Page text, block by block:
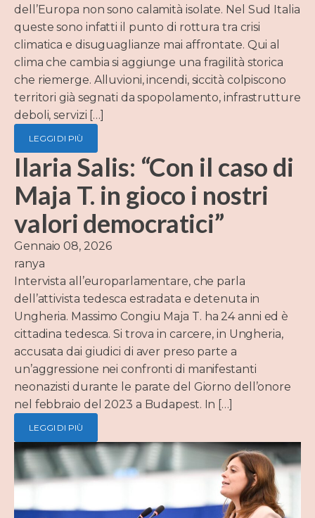
dell’Europa non sono calamità isolate. Nel Sud Italia
queste sono infatti il punto di rottura tra crisi
climatica e disuguaglianze mai affrontate. Qui al
clima che cambia si aggiunge una fragilità storica
che riemerge. Alluvioni, incendi, siccità colpiscono
territori già segnati da spopolamento, infrastrutture
deboli, servizi […]
LEGGI DI PIÙ
Ilaria Salis: “Con il caso di
Maja T. in gioco i nostri
valori democratici”
Gennaio 08, 2026
ranya
Intervista all’europarlamentare, che parla
dell’attivista tedesca estradata e detenuta in
Ungheria. Massimo Congiu Maja T. ha 24 anni ed è
cittadina tedesca. Si trova in carcere, in Ungheria,
accusata dai giudici di aver preso parte a
un’aggressione nei confronti di manifestanti
neonazisti durante le parate del Giorno dell’onore
nel febbraio del 2023 a Budapest. In […]
LEGGI DI PIÙ